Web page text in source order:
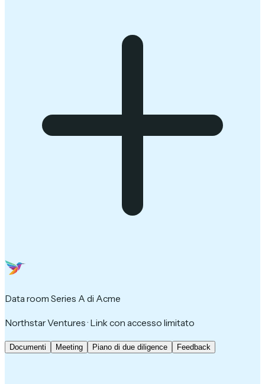
Data room Series A di Acme
Northstar Ventures · Link con accesso limitato
Documenti Meeting Piano di due diligence Feedback